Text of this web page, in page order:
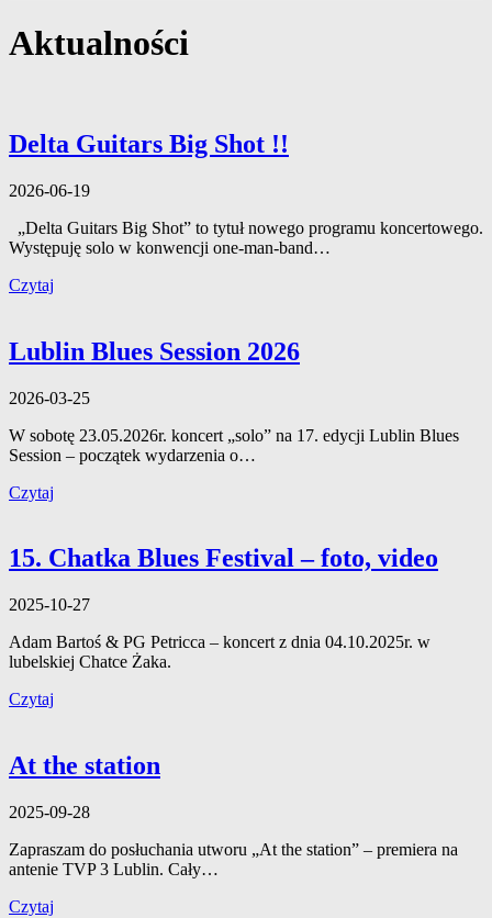
Aktualności
Delta Guitars Big Shot !!
2026-06-19
„Delta Guitars Big Shot” to tytuł nowego programu koncertowego.
Występuję solo w konwencji one-man-band…
Czytaj
Lublin Blues Session 2026
2026-03-25
W sobotę 23.05.2026r. koncert „solo” na 17. edycji Lublin Blues
Session – początek wydarzenia o…
Czytaj
15. Chatka Blues Festival – foto, video
2025-10-27
Adam Bartoś & PG Petricca – koncert z dnia 04.10.2025r. w
lubelskiej Chatce Żaka.
Czytaj
At the station
2025-09-28
Zapraszam do posłuchania utworu „At the station” – premiera na
antenie TVP 3 Lublin. Cały…
Czytaj